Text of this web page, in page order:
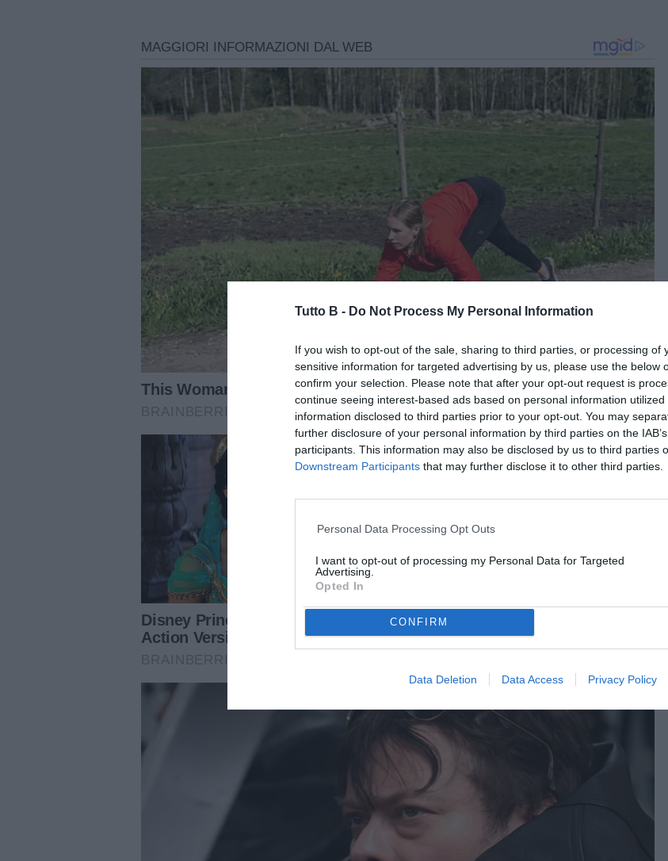
Tutto B - Do Not Process My Personal Information
If you wish to opt-out of the sale, sharing to third parties, or processing of
sensitive information for targeted advertising by us, please use the below
confirm your selection. Please note that after your opt-out request is
continue seeing interest-based ads based on personal information
information disclosed to third parties prior to your opt-out. You may
further disclosure of your personal information by third parties on the
participants. This information may also be disclosed by us to third parties
Downstream Participants that may further disclose it to other third parties.
Personal Data Processing Opt Outs
I want to opt-out of processing my Personal Data for Targeted
Advertising.
Opted In
CONFIRM
Data Deletion Data Access Privacy Policy